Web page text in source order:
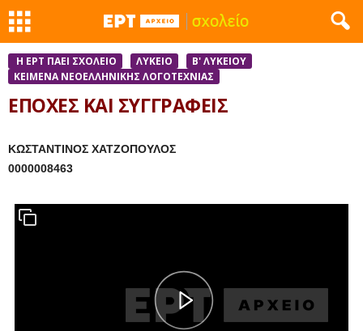
Η ΕΡΤ ΠΑΕΙ ΣΧΟΛΕΙΟ ΛΥΚΕΙΟ
Β' ΛΥΚΕΙΟΥ
ΚΕΊΜΕΝΑ ΝΕΟΕΛΛΗΝΙΚΉΣ ΛΟΓΟΤΕΧΝΊΑΣ
ΕΠΟΧΕΣ ΚΑΙ ΣΥΓΓΡΑΦΕΙΣ
ΚΩΣΤΑΝΤΙΝΟΣ ΧΑΤΖΟΠΟΥΛΟΣ
0000008463